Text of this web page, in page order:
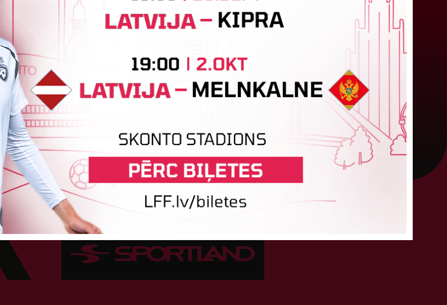
"Riga FC" iegūst handikapu, RFS
Ceturtdienas vakarā savas spēles UEFA
Konferences līgas kvalifikācijas trešajā kārtā
aizvadīja divi Latvijas klubi. FC RFS izbraukumā ar
0:2 zaudēja Čehijas "Jablonec"...
Jūlijā par labāko "LuckyBet" SFL
labāko spēlētāju atzīta FS "Metta" spēlētāja
Keita Zviedre. Uzvarētāja tika noskaidrota
balsojumā, kurā tika apkopotas...
06. augusts 2026.
Tehniskais sponsors